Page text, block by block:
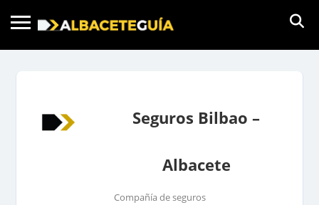
Seguros Bilbao –
Albacete
Compañía de seguros